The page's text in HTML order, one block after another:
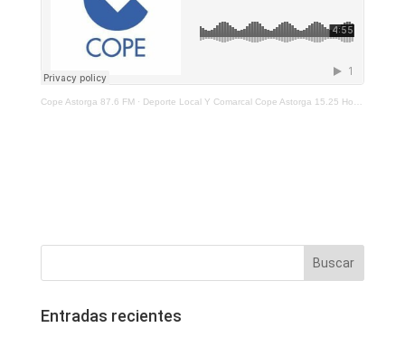
Cope Astorga 87.6 FM· Deporte Local Y Comarcal Cope Astorga 15.25 Horas 19 De Octubre De 2021
Entradas recientes